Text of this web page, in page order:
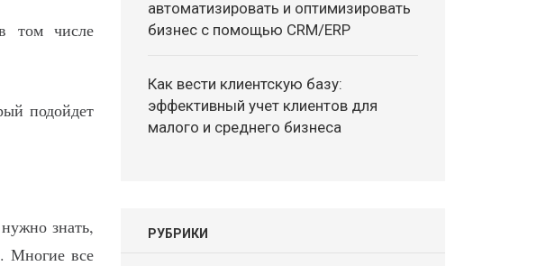
том числе
подойдет
знать,
Многие все
автоматизировать и оптимизировать
бизнес с помощью CRM/ERP
Как вести клиентскую базу:
эффективный учет клиентов для
малого и среднего бизнеса
РУБРИКИ